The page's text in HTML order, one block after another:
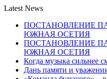
Latest News
ПОСТАНОВЛЕНИЕ
ЮЖНАЯ ОСЕТИЯ
ПОСТАНОВЛЕНИЕ
ЮЖНАЯ ОСЕТИЯ
Когда музыка сильнее
Дань памяти и